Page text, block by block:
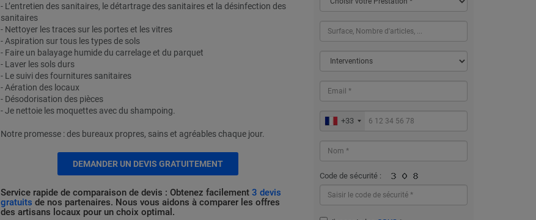
- L’entretien des sanitaires, le détartrage des sanitaires et la désinfection des
sanitaires
- Nettoyer les traces sur les portes et les vitres
- Aspiration sur tous les types de sols
- Faire un balayage humide du carrelage et du parquet
- Laver les sols durs
- Le suivi des fournitures sanitaires
- Aération des locaux
- Désodorisation des pièces
- Je nettoie les moquettes avec du shampoing.
Notre promesse : des bureaux propres, sains et agréables chaque jour.
DEMANDER UN DEVIS GRATUITEMENT
Service rapide de comparaison de devis : Obtenez facilement 3 devis
gratuits de nos partenaires. Nous vous aidons à comparer les offres
des artisans locaux pour un choix optimal.
+33
Code de sécurité :